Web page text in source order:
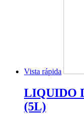
Vista rápida
LIQUIDO
(5L)